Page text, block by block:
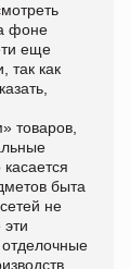
фоне
еще
так как
товаров,
быта
не